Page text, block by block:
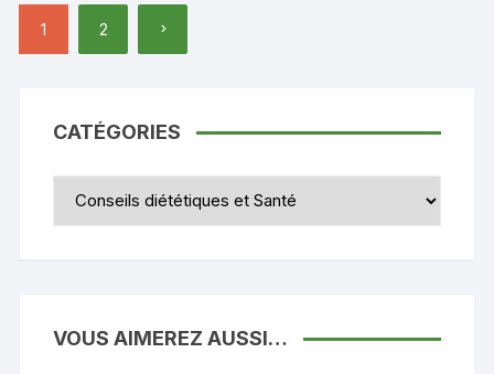
Pagination
des
publications
1 2
CATÉGORIES
VOUS AIMEREZ AUSSI…